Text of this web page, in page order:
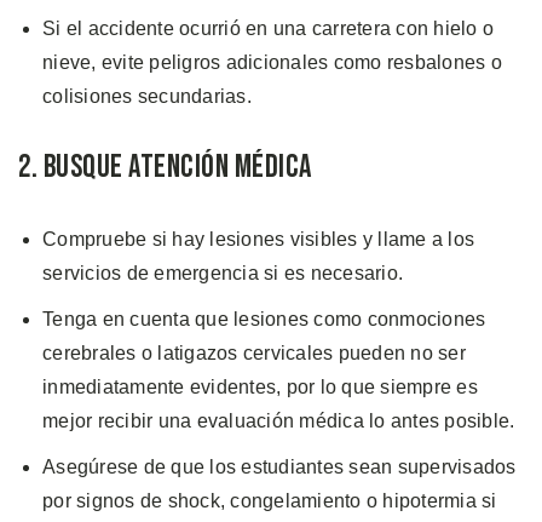
Si el accidente ocurrió en una carretera con hielo o
nieve, evite peligros adicionales como resbalones o
colisiones secundarias.
2. Busque Atención Médica
Compruebe si hay lesiones visibles y llame a los
servicios de emergencia si es necesario.
Tenga en cuenta que lesiones como conmociones
cerebrales o latigazos cervicales pueden no ser
inmediatamente evidentes, por lo que siempre es
mejor recibir una evaluación médica lo antes posible.
Asegúrese de que los estudiantes sean supervisados
por signos de shock, congelamiento o hipotermia si